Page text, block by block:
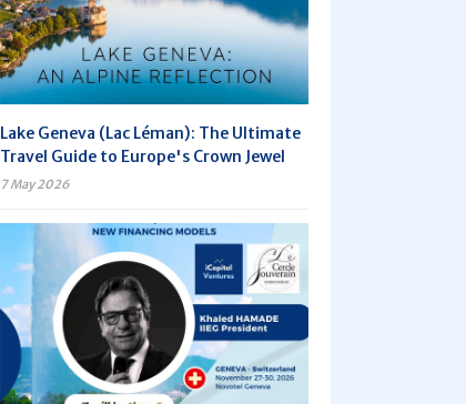
Lake Geneva (Lac Léman): The Ultimate
Travel Guide to Europe's Crown Jewel
7 May 2026